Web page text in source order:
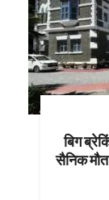
बिग
सैनिक